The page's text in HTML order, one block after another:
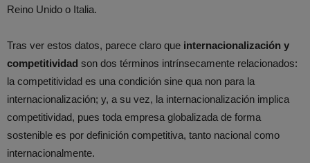
Reino Unido o Italia.
Tras ver estos datos, parece claro que internacionalización y
competitividad son dos términos intrínsecamente relacionados:
la competitividad es una condición sine qua non para la
internacionalización; y, a su vez, la internacionalización implica
competitividad, pues toda empresa globalizada de forma
sostenible es por definición competitiva, tanto nacional como
internacionalmente.